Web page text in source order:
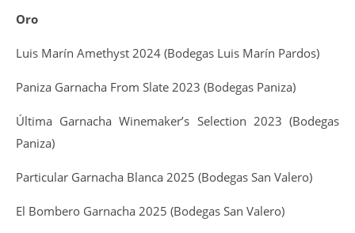
Oro
Luis Marín Amethyst 2024 (Bodegas Luis Marín Pardos)
Paniza Garnacha From Slate 2023 (Bodegas Paniza)
Última Garnacha Winemaker’s Selection 2023 (Bodegas
Paniza)
Particular Garnacha Blanca 2025 (Bodegas San Valero)
El Bombero Garnacha 2025 (Bodegas San Valero)